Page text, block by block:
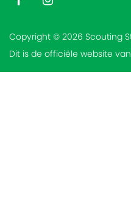
Copyright © 2026 Scouting
Dit is de officiële website